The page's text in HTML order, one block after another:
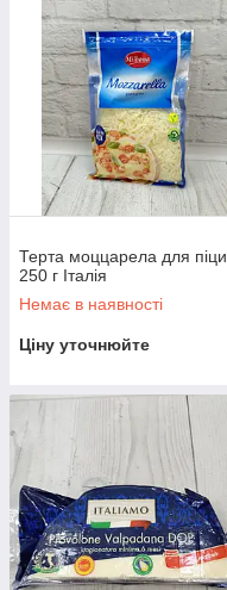
Терта моццарела для піци
250 г Італія
Немає в наявності
Ціну уточнюйте